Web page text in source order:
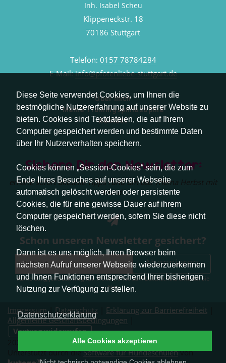
Diese Seite verwendet Cookies, um Ihnen die
bestmögliche Nutzererfahrung auf unserer Website zu
bieten. Cookies sind Textdateien, die auf Ihrem
Computer gespeichert werden und bestimmte Daten
über Ihr Nutzerverhalten speichern.
Cookies können „Session-Cookies“ sein, die zum
Ende Ihres Besuches auf unserer Webseite
automatisch gelöscht werden oder persistente
Cookies, die für eine gewisse Dauer auf ihrem
Computer gespeichert werden, sofern Sie diese nicht
löschen.
Dann ist es uns möglich, Ihren Browser beim
nächsten Aufruf unserer Webseite wiederzuerkennen
und Ihnen Funktionen entsprechend Ihrer bisherigen
Nutzung zur Verfügung zu stellen.
Datenschutzerklärung
Alle Cookies akzeptieren
Inh. Isabel Scheu
Klippeneckstr. 18
70186 Stuttgart
Telefon: 0157 78784284
E-Mail:info@pfotenliebe-stuttgart.de
Über mich
Meine Trainingsphilosophie
Kontakt
Sichere Dir den Newsletter:
erhalte sofort aktuelle Tipps rund um das Thema Herbst mit
Hund.
Schon unseren Newsletter gesichert?
Abonnieren
Abmeldung jederzeit möglich. Weitere Infos zum Datenschutz erhalten Sie
hier.
Impressum| Datenschutz Erklärung zur Barrierefreiheit
Allgemeine Geschäftsbedingungen
Vertrag widerrufen
2026 © Pfotenliebe Stuttgart. Alle Rechte vorbehalten.
Unterstützt durch dieSoftware für Hundeschulenvon